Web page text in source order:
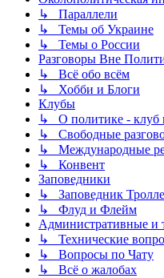
↳ Параллели
↳ Темы об Украине
↳ Темы о России
Разговоры Вне
↳ Всё обо всём
↳ Хобби и Блоги
Клубы
↳ О политике - клуб
↳ Свободные
↳ Международные
↳ Конвент
Заповедники
↳ Заповедник
↳ Флуд и Флейм
Административные и
↳ Технические
↳ Вопросы по Чату
↳ Всё о жалобах